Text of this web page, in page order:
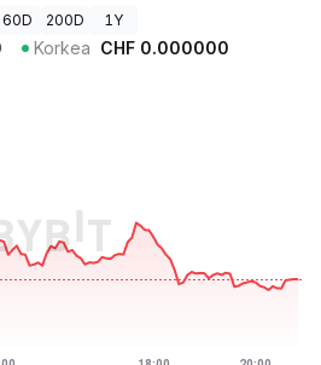
60D 200D 1Y
Korkea CHF 0.000000